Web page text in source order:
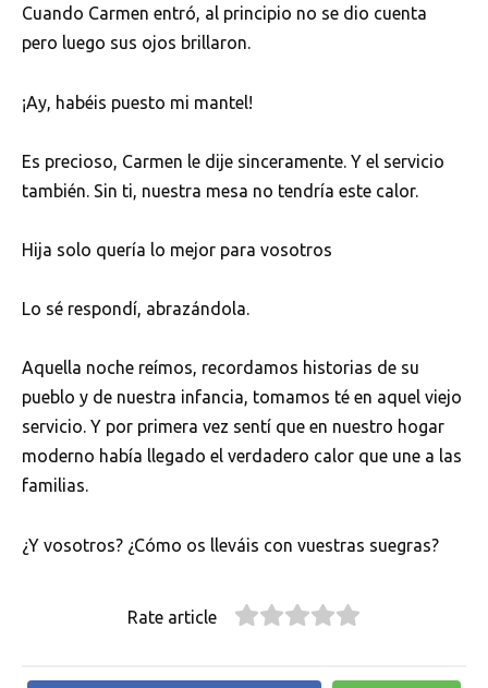
Cuando Carmen entró, al principio no se dio cuenta
pero luego sus ojos brillaron.
¡Ay, habéis puesto mi mantel!
Es precioso, Carmen le dije sinceramente. Y el servicio
también. Sin ti, nuestra mesa no tendría este calor.
Hija solo quería lo mejor para vosotros
Lo sé respondí, abrazándola.
Aquella noche reímos, recordamos historias de su
pueblo y de nuestra infancia, tomamos té en aquel viejo
servicio. Y por primera vez sentí que en nuestro hogar
moderno había llegado el verdadero calor que une a las
familias.
¿Y vosotros? ¿Cómo os lleváis con vuestras suegras?
Rate article